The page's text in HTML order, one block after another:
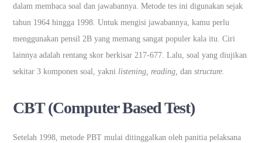
dalam membaca soal dan jawabannya. Metode tes ini digunakan sejak
tahun 1964 hingga 1998. Untuk mengisi jawabannya, kamu perlu
menggunakan pensil 2B yang memang sangat populer kala itu. Ciri
lainnya adalah rentang skor berkisar 217-677. Lalu, soal yang diujikan
sekitar 3 komponen soal, yakni listening, reading,danstructure.
CBT (Computer Based Test)
Setelah 1998, metode PBT mulai ditinggalkan oleh panitia pelaksana